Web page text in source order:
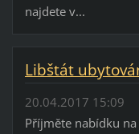
najdete v...
Libštát
20.04.2017 15:09
Příjměte nabídku